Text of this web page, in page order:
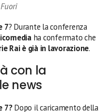
7? Durante la conferenza
ha confermato che
Rai è già in lavorazione.
con la
news
7?Dopo il caricamento della